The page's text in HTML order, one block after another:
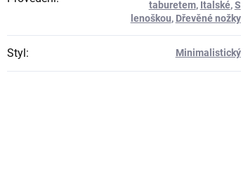
taburetem, Italské,S
lenoškou, Dřevěné nožky
Styl: Minimalistický